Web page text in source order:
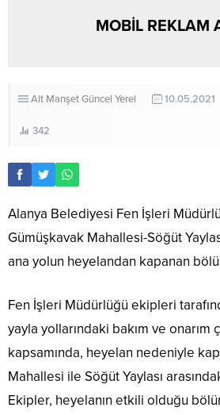
MOBİL REKLAM
Alt ManşetGüncel Yerel 10.05.2021
342
Alanya Belediyesi Fen İşleri
Gümüşkavak Mahallesi-Söğüt
ana yolun heyelandan kapanan
Fen İşleri Müdürlüğü ekipleri
yayla yollarındaki bakım ve onarım
kapsamında, heyelan nedeniyle
Mahallesi ile Söğüt Yaylası
Ekipler, heyelanın etkili olduğu